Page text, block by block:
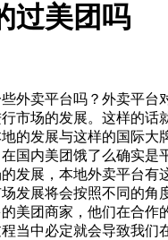
过美团吗
外卖平台吗？外卖平台
市场的发展。这样的话
的发展与这样的国际大
国内美团饿了么确实是
发展，本地外卖平台有
发展将会按照不同的角
美团商家，他们在合作
当中必定就会导致我们